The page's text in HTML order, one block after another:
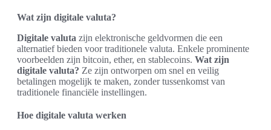
Wat zijn digitale valuta?
Digitale valuta zijn elektronische geldvormen die een
alternatief bieden voor traditionele valuta. Enkele prominente
voorbeelden zijn bitcoin, ether, en stablecoins. Wat zijn
digitale valuta? Ze zijn ontworpen om snel en veilig
betalingen mogelijk te maken, zonder tussenkomst van
traditionele financiële instellingen.
Hoe digitale valuta werken